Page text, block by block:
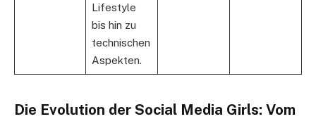
Lifestyle
bis hin zu
technischen
Aspekten.
Die Evolution der Social Media Girls: Vom